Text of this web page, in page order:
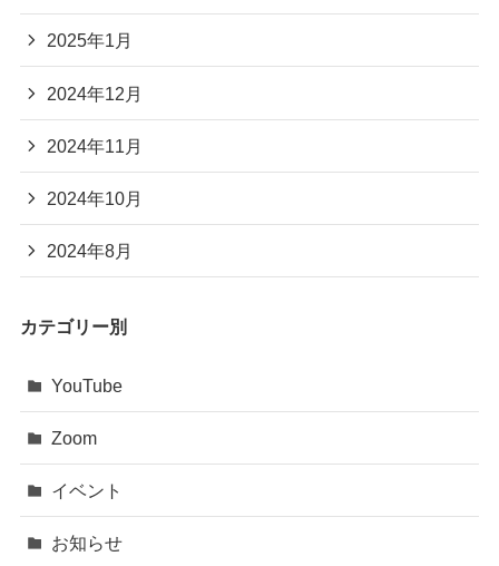
2025年1月
2024年12月
2024年11月
2024年10月
2024年8月
カテゴリー別
YouTube
Zoom
イベント
お知らせ